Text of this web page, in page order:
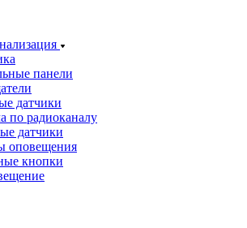
панели
датчики
по радиоканалу
датчики
оповещения
кнопки